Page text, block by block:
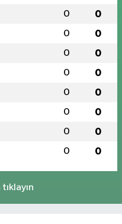
0 0
0 0
0 0
0 0
0 0
0 0
0 0
0 0